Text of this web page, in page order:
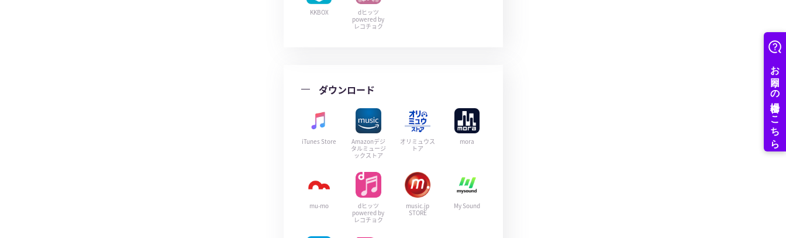
KKBOX
dヒッツ
powered by
レコチョク
ダウンロード
iTunes Store
Amazonデジ
タルミュージ
ックストア
オリミュウス
トア
mora
mu-mo
dヒッツ
powered by
レコチョク
music.jp
STORE
My Sound